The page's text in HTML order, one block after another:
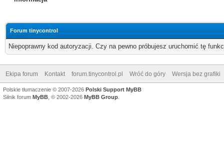
Forum tinycontrol
Niepoprawny kod autoryzacji. Czy na pewno próbujesz uruchomić tę
Ekipa forum Kontakt forum.tinycontrol.pl Wróć do góry Wersja bez grafiki
Polskie tłumaczenie © 2007-2026 Polski Support MyBB
Silnik forum MyBB , © 2002-2026 MyBB Group